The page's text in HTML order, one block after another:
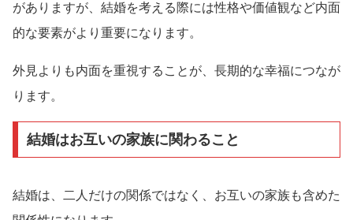
がありますが、結婚を考える際には性格や価値観など内面
的な要素がより重要になります。
外見よりも内面を重視することが、長期的な幸福につなが
ります。
結婚はお互いの家族に関わること
結婚は、二人だけの関係ではなく、お互いの家族も含めた